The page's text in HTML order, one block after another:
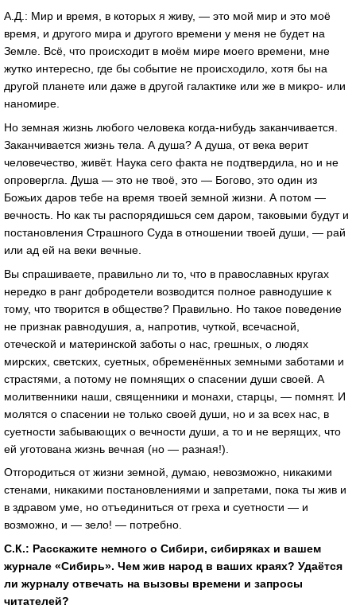
А.Д.: Мир и время, в которых я живу, — это мой мир и это моё
время, и другого мира и другого времени у меня не будет на
Земле. Всё, что происходит в моём мире моего времени, мне
жутко интересно, где бы событие не происходило, хотя бы на
другой планете или даже в другой галактике или же в микро- или
наномире.
Но земная жизнь любого человека когда-нибудь заканчивается.
Заканчивается жизнь тела. А душа? А душа, от века верит
человечество, живёт. Наука сего факта не подтвердила, но и не
опровергла. Душа — это не твоё, это — Богово, это один из
Божьих даров тебе на время твоей земной жизни. А потом —
вечность. Но как ты распорядишься сем даром, таковыми будут и
постановления Страшного Суда в отношении твоей души, — рай
или ад ей на веки вечные.
Вы спрашиваете, правильно ли то, что в православных кругах
нередко в ранг добродетели возводится полное равнодушие к
тому, что творится в обществе? Правильно. Но такое поведение
не признак равнодушия, а, напротив, чуткой, всечасной,
отеческой и материнской заботы о нас, грешных, о людях
мирских, светских, суетных, обременённых земными заботами и
страстями, а потому не помнящих о спасении души своей. А
молитвенники наши, священники и монахи, старцы, — помнят. И
молятся о спасении не только своей души, но и за всех нас, в
суетности забывающих о вечности души, а то и не верящих, что
ей уготована жизнь вечная (но — разная!).
Отгородиться от жизни земной, думаю, невозможно, никакими
стенами, никакими постановлениями и запретами, пока ты жив и
в здравом уме, но отъединиться от греха и суетности — и
возможно, и — зело! — потребно.
С.К.: Расскажите немного о Сибири, сибиряках и вашем
журнале «Сибирь». Чем жив народ в ваших краях? Удаётся
ли журналу отвечать на вызовы времени и запросы
читателей?